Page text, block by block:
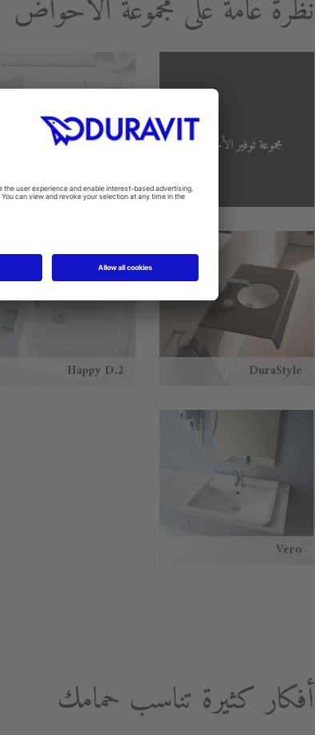
نظرة عامة على مجموعة الأحواض
مجموعة توفير الأحواض
2nd Floor
DuraStyle
Happy D.2
Vero
أفكار كثيرة تناسب حمامك